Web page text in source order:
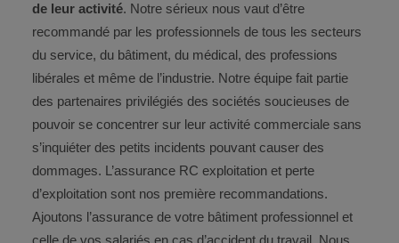
de leur activité. Notre sérieux nous vaut d’être
recommandé par les professionnels de tous les secteurs
du service, du bâtiment, du médical, des professions
libérales et même de l’industrie. Notre équipe fait partie
des partenaires privilégiés des sociétés soucieuses de
pouvoir se concentrer sur leur activité commerciale sans
s’inquiéter des petits incidents pouvant causer des
dommages. L’assurance RC exploitation et perte
d’exploitation sont nos première recommandations.
Ajoutons l’assurance de votre bâtiment professionnel et
celle de vos salariés en cas d’accident du travail. Nous